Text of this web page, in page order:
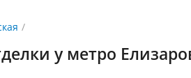
у метро